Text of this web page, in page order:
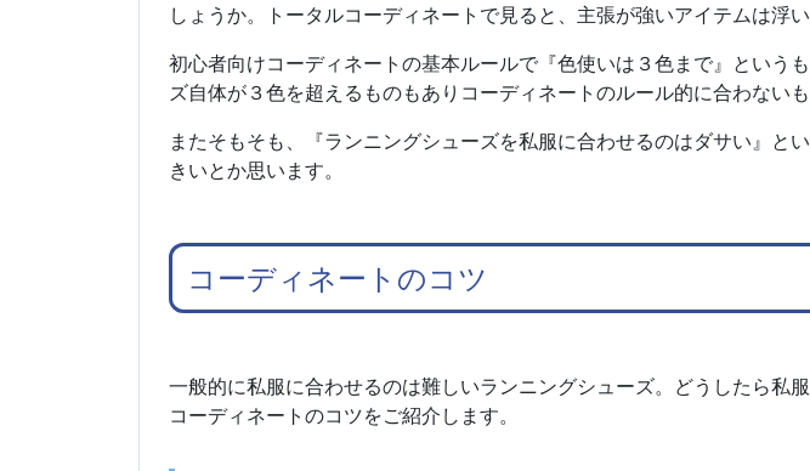
しょうか。トータルコーディネートで見ると、主張が強いアイテムは浮い
初心者向けコーディネートの基本ルールで『色使いは３色まで』という
ズ自体が３色を超えるものもありコーディネートのルール的に合わないも
またそもそも、『ランニングシューズを私服に合わせるのはダサい』と
きいとか思います。
コーディネートのコツ
一般的に私服に合わせるのは難しいランニングシューズ。どうしたら私
コーディネートのコツをご紹介します。